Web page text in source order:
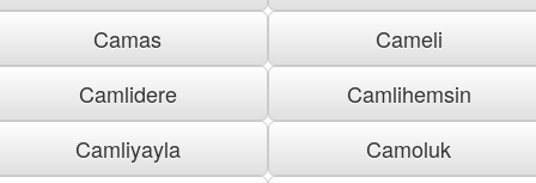
Camas
Cameli
Camlidere
Camlihemsin
Camliyayla
Camoluk